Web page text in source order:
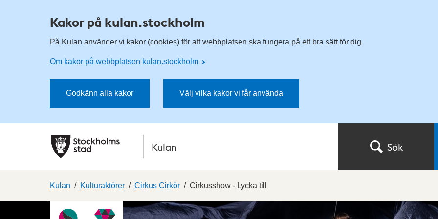
Kakor på kulan.stockholm
På Kulan använder vi kakor (cookies) för att webbplatsen ska fungera på ett bra sätt för dig.
Om kakor på webbplatsen kulan.stockholm
Godkänn alla kakor Välj vilka kakor vi får använda
Kulan Sök
Kulan Kulturaktörer Cirkus Cirkör Cirkusshow - Lycka till